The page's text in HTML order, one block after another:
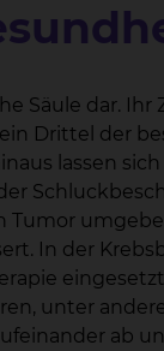
Säule dar. Ihr
Drittel der
lassen
Tumor
In der
unter
ab